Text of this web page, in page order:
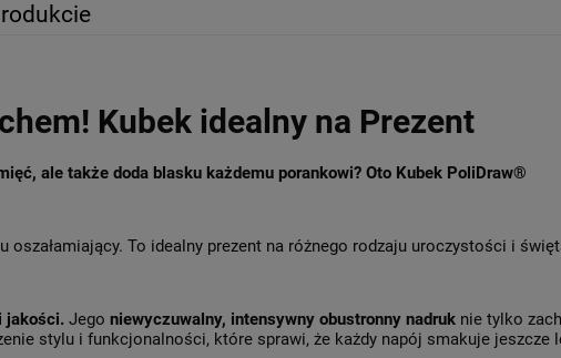
Kubek idealny na Prezent
ale także doda blasku każdemu porankowi? Oto Kubek PoliDraw®
oszałamiający. To idealny prezent na różnego rodzaju uroczystości i
jakości. Jego niewyczuwalny, intensywny obustronny nadruk nie tylko
stylu i funkcjonalności, które sprawi, że każdy napój smakuje jeszcze